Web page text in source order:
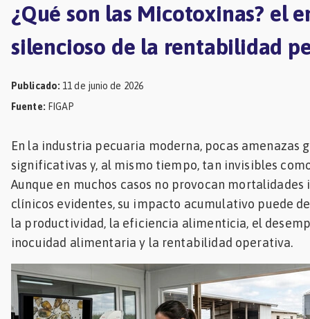
Avicultura
Ganadería
Lechería
Porcicultura
Mascotas
¿Qué son las Micotoxinas? el
silencioso de la rentabilidad
Publicado: 11 de junio de 2026
Fuente: FIGAP
En la industria pecuaria moderna, pocas amenazas
significativas y, al mismo tiempo, tan invisibles
Aunque en muchos casos no provocan
clínicos evidentes, su impacto acumulativo puede
la productividad, la eficiencia alimenticia, el
inocuidad alimentaria y la rentabilidad operativa.